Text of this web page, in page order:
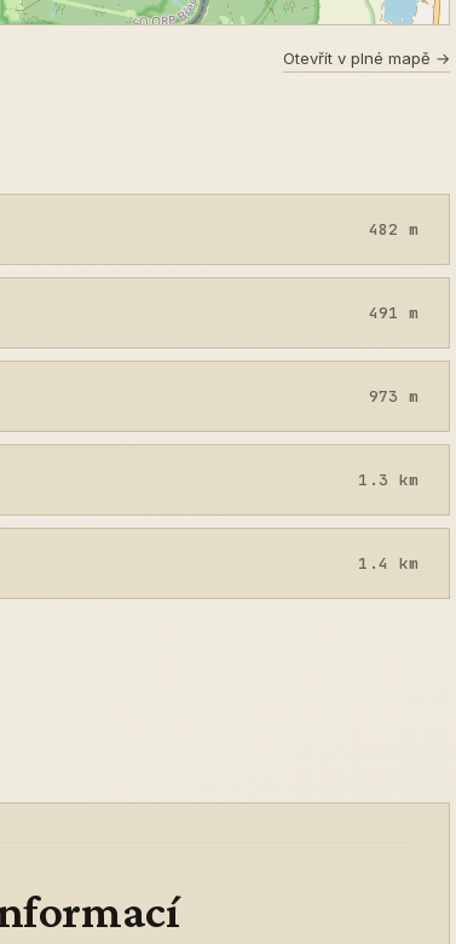
Otevřít v plné mapě →
482 m
491 m
973 m
1.3 km
1.4 km